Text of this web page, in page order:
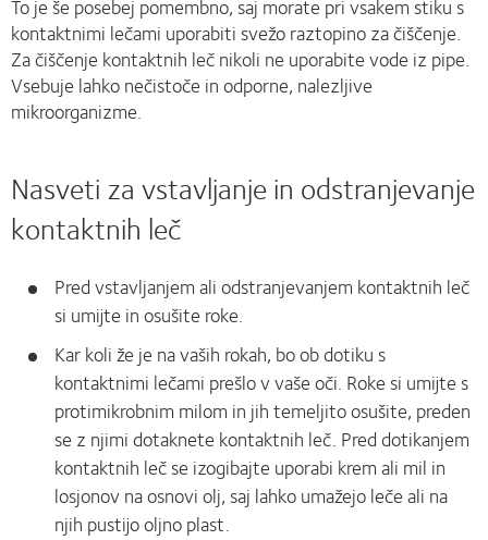
To je še posebej pomembno, saj morate pri vsakem stiku s
kontaktnimi lečami uporabiti svežo raztopino za čiščenje.
Za čiščenje kontaktnih leč nikoli ne uporabite vode iz pipe.
Vsebuje lahko nečistoče in odporne, nalezljive
mikroorganizme.
Nasveti za vstavljanje in odstranjevanje
kontaktnih leč
Pred vstavljanjem ali odstranjevanjem kontaktnih leč
si umijte in osušite roke.
Kar koli že je na vaših rokah, bo ob dotiku s
kontaktnimi lečami prešlo v vaše oči. Roke si umijte s
protimikrobnim milom in jih temeljito osušite, preden
se z njimi dotaknete kontaktnih leč. Pred dotikanjem
kontaktnih leč se izogibajte uporabi krem ali mil in
losjonov na osnovi olj, saj lahko umažejo leče ali na
njih pustijo oljno plast.